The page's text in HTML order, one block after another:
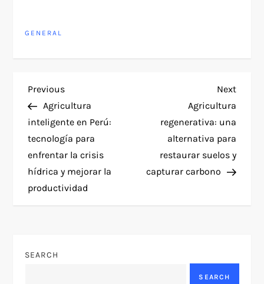
GENERAL
P
o
s
t
v
Previous
Post
Previous
Agricultura
inteligente en Perú:
tecnología para
enfrentar la crisis
hídrica y mejorar la
productividad
Next
Post
Next
Agricultura
regenerativa: una
alternativa para
restaurar suelos y
capturar carbono
SEARCH
SEARCH